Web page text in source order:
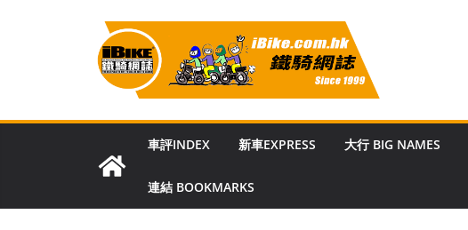
車評INDEX 新車EXPRESS 大行 BIG NAMES
連結 BOOKMARKS